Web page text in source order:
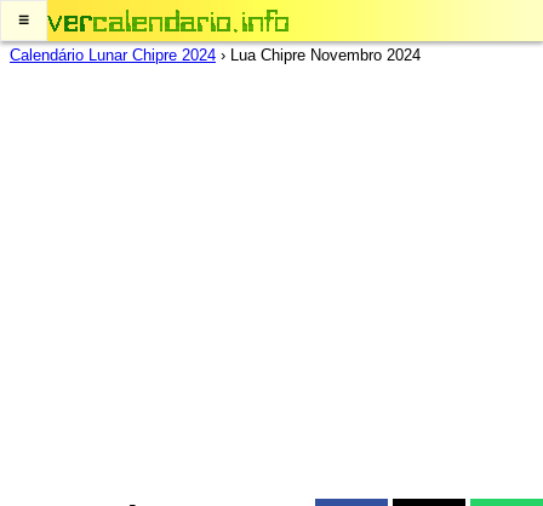
≡
Calendário Lunar Chipre 2024 › Lua Chipre Novembro 2024